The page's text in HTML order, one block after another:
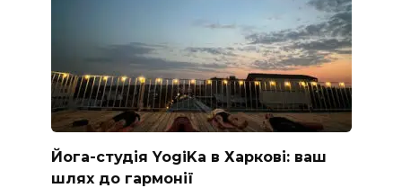
Йога-студія YogiKa в Харкові: ваш
шлях до гармонії